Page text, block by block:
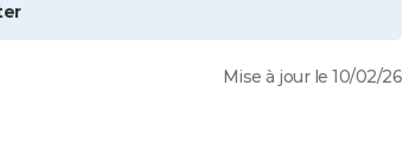
Mise à jour le 10/02/26